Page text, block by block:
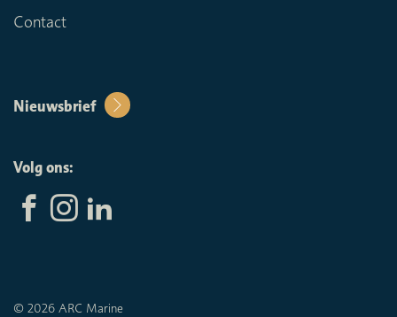
Contact
Nieuwsbrief
Volg ons:
© 2026 ARC Marine